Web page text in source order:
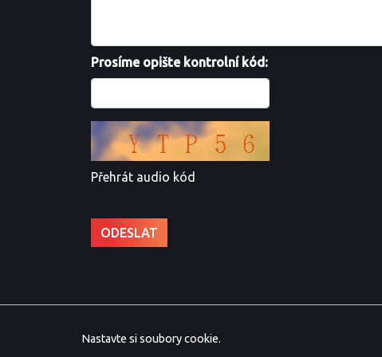
Prosíme opište kontrolní kód:
Přehrát audio kód
Nastavte si soubory cookie.